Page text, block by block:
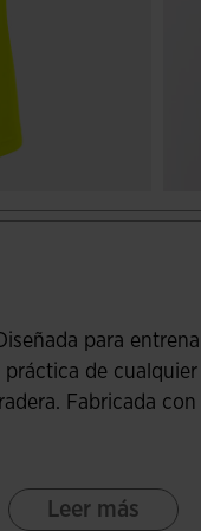
para
de
Fabricada
incorpora manga
es más
Leer más